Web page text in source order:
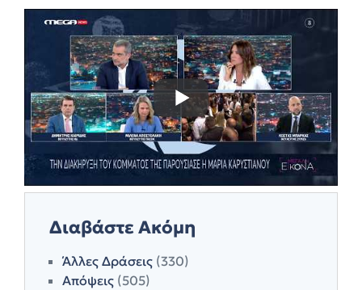
Διαβάστε Ακόμη
Άλλες Δράσεις (330)
Απόψεις (505)